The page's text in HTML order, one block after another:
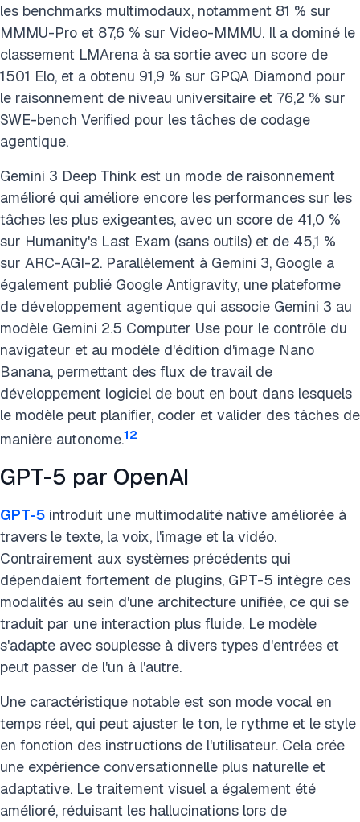
les benchmarks multimodaux, notamment 81 % sur
MMMU-Pro et 87,6 % sur Video-MMMU. Il a dominé le
classement LMArena à sa sortie avec un score de
1501 Elo, et a obtenu 91,9 % sur GPQA Diamond pour
le raisonnement de niveau universitaire et 76,2 % sur
SWE-bench Verified pour les tâches de codage
agentique.
Gemini 3 Deep Think est un mode de raisonnement
amélioré qui améliore encore les performances sur les
tâches les plus exigeantes, avec un score de 41,0 %
sur Humanity's Last Exam (sans outils) et de 45,1 %
sur ARC-AGI-2. Parallèlement à Gemini 3, Google a
également publié Google Antigravity, une plateforme
de développement agentique qui associe Gemini 3 au
modèle Gemini 2.5 Computer Use pour le contrôle du
navigateur et au modèle d'édition d'image Nano
Banana, permettant des flux de travail de
développement logiciel de bout en bout dans lesquels
le modèle peut planifier, coder et valider des tâches de
manière autonome.12
GPT-5 par OpenAI
GPT-5 introduit une multimodalité native améliorée à
travers le texte, la voix, l'image et la vidéo.
Contrairement aux systèmes précédents qui
dépendaient fortement de plugins, GPT-5 intègre ces
modalités au sein d'une architecture unifiée, ce qui se
traduit par une interaction plus fluide. Le modèle
s'adapte avec souplesse à divers types d'entrées et
peut passer de l'un à l'autre.
Une caractéristique notable est son mode vocal en
temps réel, qui peut ajuster le ton, le rythme et le style
en fonction des instructions de l'utilisateur. Cela crée
une expérience conversationnelle plus naturelle et
adaptative. Le traitement visuel a également été
amélioré, réduisant les hallucinations lors de